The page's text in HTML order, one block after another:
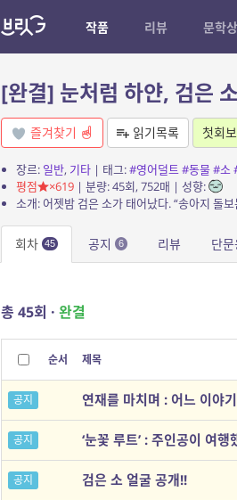
작품 리뷰 문학상
[완결] 눈처럼 하얀, 검은 소
즐겨찾기 읽기목록 첫회
장르: 일반, 기타| 태그:#영어덜트#동물#소
평점
×619| 분량: 45회, 752매 | 성향:
회차 45 공지 6 리뷰 단문
총 45회 · 완결
순서 제목
공지 연재를 마치며 : 어느 이야
공지 ‘눈꽃 루트’ : 주인공이 여
공지 검은 소 얼굴 공개!!